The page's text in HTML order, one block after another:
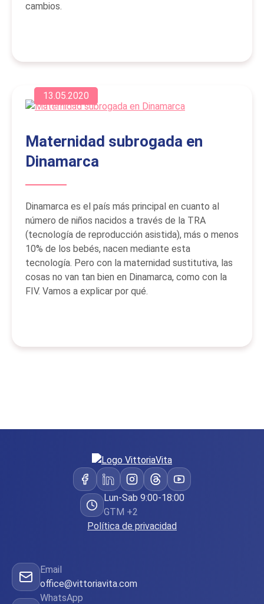
cambios.
13.05.2020
Maternidad subrogada en
Dinamarca
Dinamarca es el país más principal en cuanto al
número de niños nacidos a través de la TRA
(tecnología de reproducción asistida), más o menos
10% de los bebés, nacen mediante esta
tecnología. Pero con la maternidad sustitutiva, las
cosas no van tan bien en Dinamarca, como con la
FIV. Vamos a explicar por qué.
Lun-Sab 9:00-18:00
GTM +2
Política de privacidad
Email
office@vittoriavita.com
WhatsApp